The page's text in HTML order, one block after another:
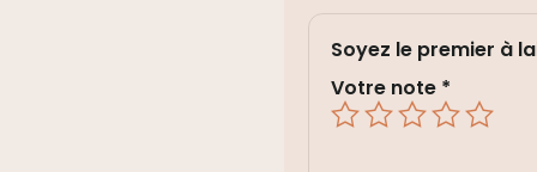
Soyez le premier à
Votre note *